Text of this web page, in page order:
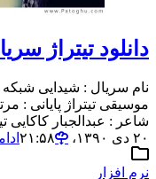
دانلود تیتراژ
نام سریال : شیدایی
موسیقی تیتراژ پایانی :
شاعر : عبدالجبار کاکایی
۲۰ دی ۱۳۹۰،‏ ۲۱:۵۸
نرم افزار